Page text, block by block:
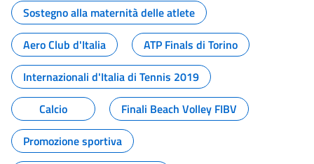
Sostegno alla maternità delle atlete
Aero Club d'Italia
ATP Finals di Torino
Internazionali d'Italia di Tennis 2019
Calcio
Finali Beach Volley FIBV
Promozione sportiva